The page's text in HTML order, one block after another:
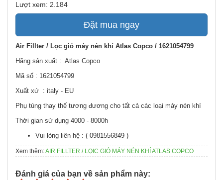
Lượt xem: 2.184
Đặt mua ngay
Air Fillter / Lọc gió máy nén khí Atlas Copco / 1621054799
Hãng sản xuất : Atlas Copco
Mã số : 1621054799
Xuất xứ : italy - EU
Phụ tùng thay thế tương đương cho tất cả các loại máy nén khí
Thời gian sử dụng 4000 - 8000h
Vui lòng liên hệ : ( 0981556849 )
Xem thêm:AIR FILLTER / LỌIC GIÓ MÁY NÉN KHÍ ATLAS COPCO
Đánh giá của bạn về sản phẩm này: